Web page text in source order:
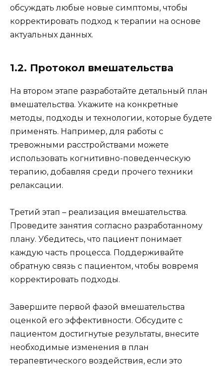
обсуждать любые новые симптомы, чтобы
корректировать подход к терапии на основе
актуальных данных.
1.2. Протокол вмешательства
На втором этапе разработайте детальный план
вмешательства. Укажите на конкретные
методы, подходы и технологии, которые будете
применять. Например, для работы с
тревожными расстройствами можете
использовать когнитивно-поведенческую
терапию, добавляя среди прочего техники
релаксации.
Третий этап – реализация вмешательства.
Проведите занятия согласно разработанному
плану. Убедитесь, что пациент понимает
каждую часть процесса. Поддерживайте
обратную связь с пациентом, чтобы вовремя
корректировать подходы.
Завершите первой фазой вмешательства
оценкой его эффективности. Обсудите с
пациентом достигнутые результаты, внесите
необходимые изменения в план
терапевтического воздействия, если это